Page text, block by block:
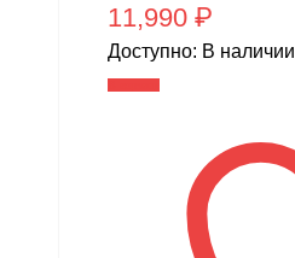
11,990 ₽
Доступно: В наличии